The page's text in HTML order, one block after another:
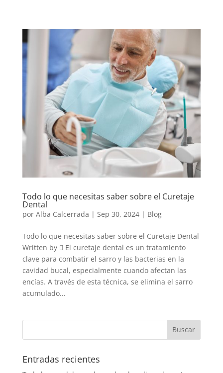
Todo lo que necesitas saber sobre el Curetaje
Dental
por Alba Calcerrada | Sep 30, 2024| Blog
Todo lo que necesitas saber sobre el Curetaje Dental
Written by  El curetaje dental es un tratamiento
clave para combatir el sarro y las bacterias en la
cavidad bucal, especialmente cuando afectan las
encías. A través de esta técnica, se elimina el sarro
acumulado...
Entradas recientes